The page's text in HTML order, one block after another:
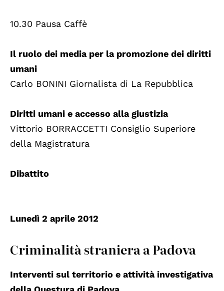
10.30 Pausa Caffè
Il ruolo dei media per la promozione dei diritti
umani
Carlo BONINI Giornalista di La Repubblica
Diritti umani e accesso alla giustizia
Vittorio BORRACCETTI Consiglio Superiore
della Magistratura
Dibattito
Lunedì 2 aprile 2012
Criminalità straniera a Padova
Interventi sul territorio e attività investigativa